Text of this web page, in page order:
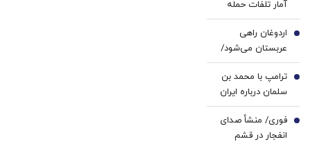
کننده
خانگی
آمار تلفات حمله
انصارالله را محرمانه
کرد
اردوغان راهی
عربستان می‌شود/
دیدار با محمد
بن‌سلمان در ریاض
2
ترامپ با محمد بن
سلمان درباره ایران
گفت‌وگو می‌کند/
جزئیات تماس
تلفنی
3
فوری/ منشأ صدای
انفجار در قشم
4